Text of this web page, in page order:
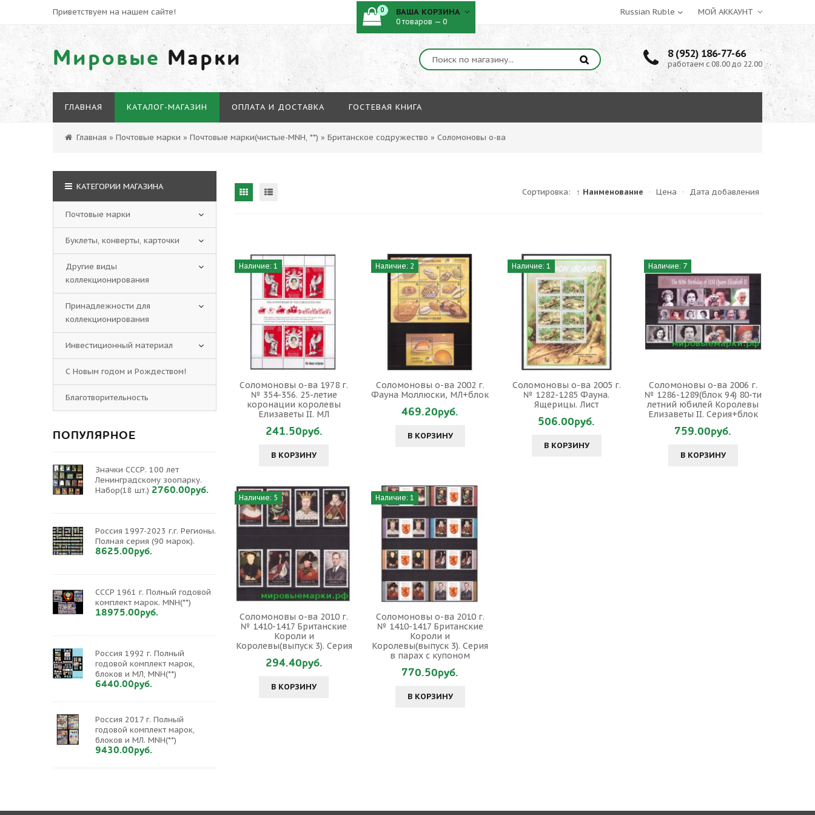
Приветствуем на нашем сайте! МОЙ АККАУНТ
Мировые Марки 8 (952) 186-77-66
работаем с 08.00 до 22.00
0 ВАША КОРЗИНА
0 товаров — 0
ГЛАВНАЯ КАТАЛОГ-МАГАЗИН ОПЛАТА И ДОСТАВКА ГОСТЕВАЯ КНИГА
Главная » Почтовые марки » Почтовые марки(чистые-MNH, **) » Британское содружество » Соломоновы о-ва
Сортировка: ↑ Наименование · Цена · Дата добавления
Наличие: 1
Соломоновы о-ва 1978 г.
№ 354-356. 25-летие
коронации королевы
Елизаветы II. МЛ
241.50руб.
В КОРЗИНУ
Наличие: 2
Соломоновы о-ва 2002 г.
Фауна Моллюски, МЛ+блок
469.20руб.
В КОРЗИНУ
Наличие: 1
Соломоновы о-ва 2005 г.
№ 1282-1285 Фауна.
Ящерицы. Лист
506.00руб.
В КОРЗИНУ
Наличие: 7
Соломоновы о-ва 2006 г.
№ 1286-1289(блок 94) 80-ти
летний юбилей Королевы
Елизаветы II. Серия+блок
759.00руб.
В КОРЗИНУ
Наличие: 5
Соломоновы о-ва 2010 г.
№ 1410-1417 Британские
Короли и
Королевы(выпуск 3). Серия
294.40руб.
В КОРЗИНУ
Наличие: 1
Соломоновы о-ва 2010 г.
№ 1410-1417 Британские
Короли и
Королевы(выпуск 3). Серия
в парах с купоном
770.50руб.
В КОРЗИНУ
КАТЕГОРИИ МАГАЗИНА
Почтовые марки
Буклеты, конверты, карточки
Другие виды
коллекционирования
Принадлежности для
коллекционирования
Инвестиционный материал
С Новым годом и Рождеством!
Благотворительность
ПОПУЛЯРНОЕ
Значки СССР. 100 лет
Ленинградскому зоопарку.
Набор(18 шт.) 2760.00руб.
Россия 1997-2023 г.г. Регионы.
Полная серия (90 марок).
8625.00руб.
СССР 1961 г. Полный годовой
комплект марок. MNH(**)
18975.00руб.
Россия 1992 г. Полный
годовой комплект марок,
блоков и МЛ, MNH(**)
6440.00руб.
Россия 2017 г. Полный
годовой комплект марок,
блоков и МЛ. MNH(**)
9430.00руб.